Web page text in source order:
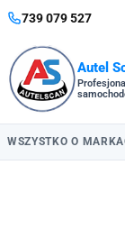
739 079 527
Autel
WSZYSTKO O